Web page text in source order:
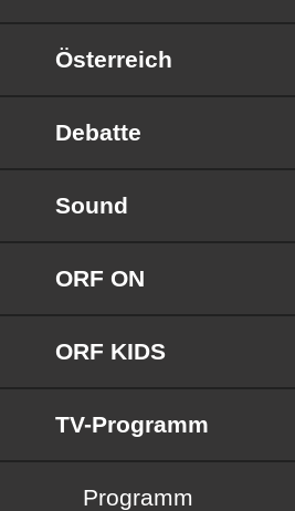
Österreich
Debatte
Sound
ORF ON
ORF KIDS
TV-Programm
Programm